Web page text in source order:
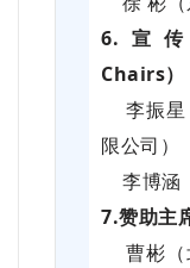
6.宣传
Chairs）
李振星
限公司）
李博涵
7.赞助主
曹彬（